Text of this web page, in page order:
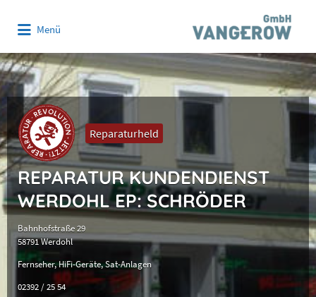
Menü
Reparaturheld
REPARATUR KUNDENDIENST
WERDOHL EP: SCHRÖDER
Bahnhofstraße 29
58791 Werdohl
Fernseher HiFi-Geräte Sat-Anlagen
02392 / 25 54